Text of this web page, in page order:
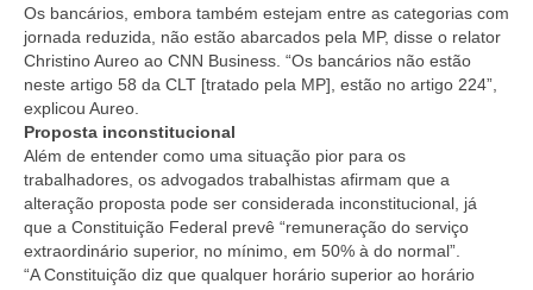
Os bancários, embora também estejam entre as categorias com
jornada reduzida, não estão abarcados pela MP, disse o relator
Christino Aureo ao CNN Business. “Os bancários não estão
neste artigo 58 da CLT [tratado pela MP], estão no artigo 224”,
explicou Aureo.
Proposta inconstitucional
Além de entender como uma situação pior para os
trabalhadores, os advogados trabalhistas afirmam que a
alteração proposta pode ser considerada inconstitucional, já
que a Constituição Federal prevê “remuneração do serviço
extraordinário superior, no mínimo, em 50% à do normal”.
“A Constituição diz que qualquer horário superior ao horário